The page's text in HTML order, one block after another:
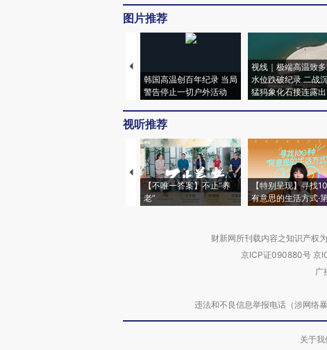
图片推荐
韩国高温创百年纪录 当局
警告停止一切户外活动
视线｜极端高温致
水位跌破纪录 二战
猛犸象化石接连露出
视听推荐
【不唯一答案】不止“养
老”
【特别呈现】寻找
有意思的生活方式·
财新网所刊载内容之知识产权
京ICP证090880号 京
广
违法和不良信息举报电话（涉网
关于我